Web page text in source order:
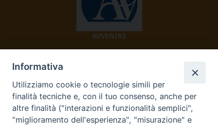
AVVENIRE
Informativa
Utilizziamo cookie o tecnologie simili per
finalità tecniche e, con il tuo consenso, anche per
altre finalità ("interazioni e funzionalità semplici",
"miglioramento dell'esperienza", "misurazione" e